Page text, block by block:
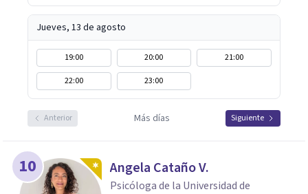
Jueves, 13 de agosto
19:00 20:00
21:00
22:00
23:00
Anterior Más días Siguiente
10 Angela Cataño V.
Psicóloga de la Universidad de